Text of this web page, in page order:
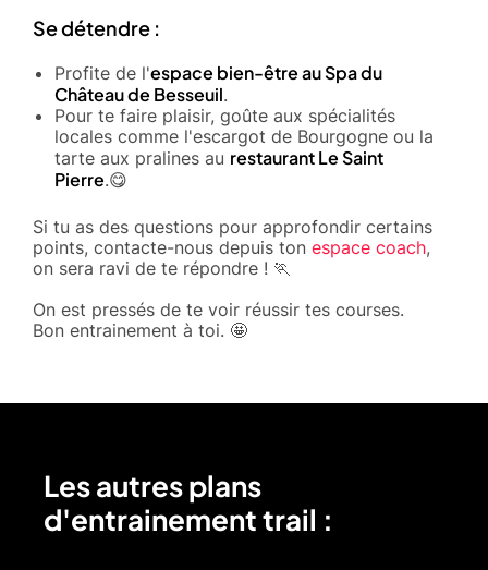
Se détendre :
Profite de l'espace bien-être au Spa du
Château de Besseuil.
Pour te faire plaisir, goûte aux spécialités
locales comme l'escargot de Bourgogne ou la
tarte aux pralines au restaurant Le Saint
Pierre.😋
Si tu as des questions pour approfondir certains
points, contacte-nous depuis ton espace coach,
on sera ravi de te répondre ! 🏃
On est pressés de te voir réussir tes courses.
Bon entrainement à toi. 🤩
Les autres plans
d'entrainement trail :